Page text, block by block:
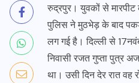
रुद्रपुर। युवकों से
पुलिस ने मुठभेड़ के बाद
लग गई है। दिल्ली से
निवासी रजत गुप्ता पुत्र
था। उसी दिन देर रात